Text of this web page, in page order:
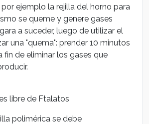
ejemplo la rejilla del horno para
se queme y genere gases
a suceder, luego de utilizar el
una "quema": prender 10 minutos
fin de eliminar los gases que
libre de Ftalatos
polimérica se debe